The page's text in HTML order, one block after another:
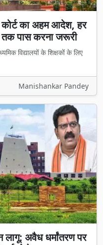
कोर्ट का अहम आदेश, हर
तक पास करना जरूरी
विद्यालयों के शिक्षकों के लिए
Manishankar Pandey
लागू: अवैध धर्मांतरण पर